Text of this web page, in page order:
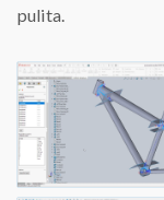
pulita.